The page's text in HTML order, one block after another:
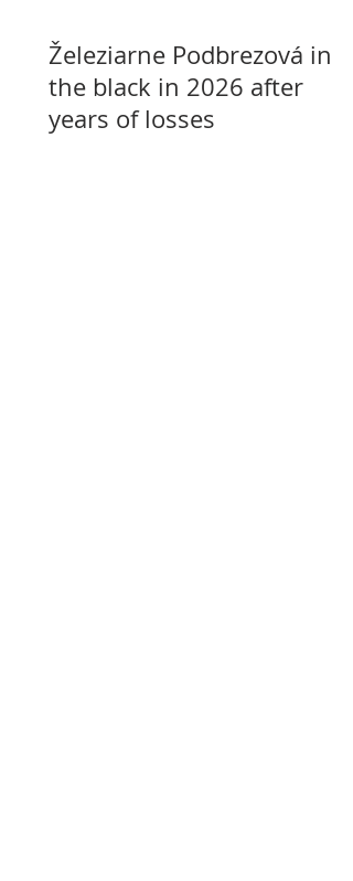
Železiarne Podbrezová in
the black in 2026 after
years of losses